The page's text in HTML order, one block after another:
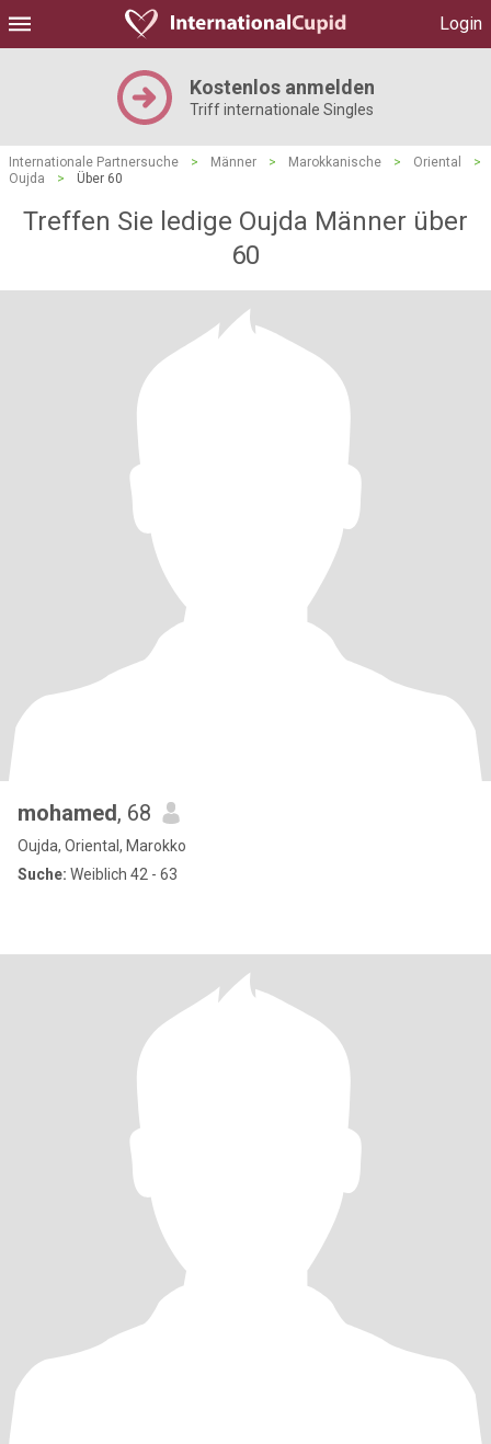
Login
Kostenlos anmelden
Triff internationale Singles
Internationale Partnersuche > Männer > Marokkanische > Oriental
>
Oujda
> Über 60
Treffen Sie ledige Oujda Männer über
60
mohamed, 68
Oujda, Oriental, Marokko
Suche: Weiblich 42 - 63